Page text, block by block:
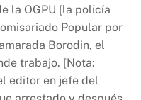
la OGPU [la policía
Popular por
Borodin, el
trabajo. [Nota:
editor en jefe del